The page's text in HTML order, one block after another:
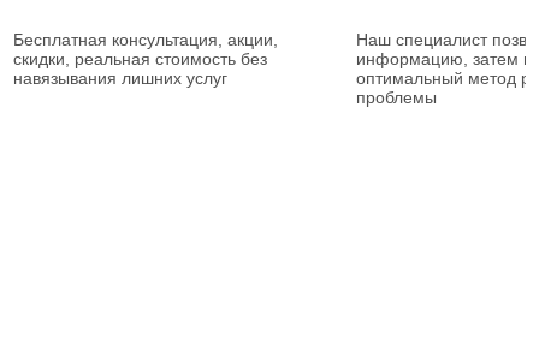
Бесплатная консультация, акции,
скидки, реальная стоимость без
навязывания лишних услуг
Наш специалист
информацию, затем
оптимальный метод
проблемы